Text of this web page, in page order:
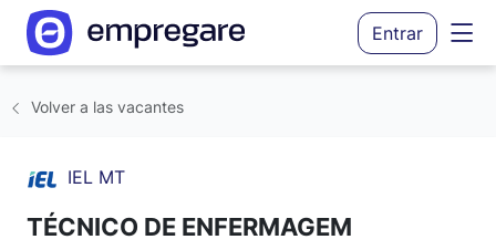
Entrar
Volver a las vacantes
IEL MT
TÉCNICO DE ENFERMAGEM